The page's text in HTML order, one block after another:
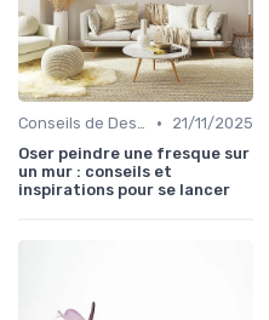
Conseils de Design d'Intérieur •
21/11/2025
Oser peindre une fresque sur
un mur : conseils et
inspirations pour se lancer